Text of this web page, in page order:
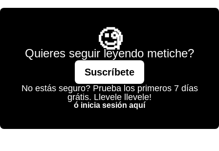
🧐
Quieres seguir leyendo metiche?
Suscríbete
No estás seguro? Prueba los primeros 7 días
grátis. Llevele llevele!
ó inicia sesión aquí